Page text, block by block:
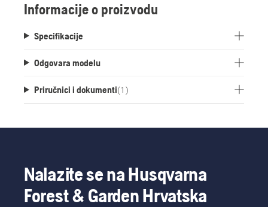
Informacije o proizvodu
Specifikacije
Odgovara modelu
Priručnici i dokumenti(1 )
Nalazite se na Husqvarna
Forest & Garden Hrvatska